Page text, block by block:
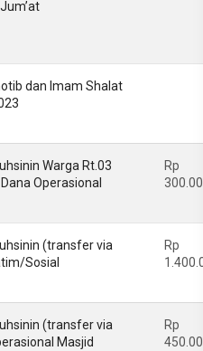
dan Imam Shalat
Warga Rt.03
Operasional
Rp
(transfer via
Sosial
Rp
(transfer via
Masjid
Rp